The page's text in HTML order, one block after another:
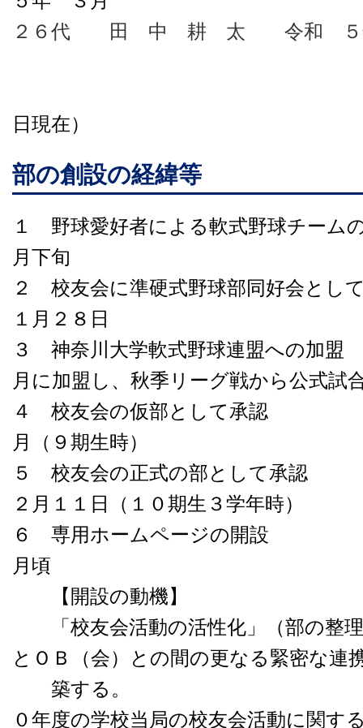
２６代 田 中 耕 太 令和 ５
日現在）
部の創設の経緯等
１ 野球愛好者による軟式野球チーム
月下旬
２ 校友会に準硬式野球部同好会とし
１月２８日
３ 神奈川大学軟式野球連盟への
月に加盟し、秋季リーグ戦から公式試
４ 校友会の仮部として承認
月（９期生時）
５ 校友会の正式の部として承
２月１１日（１０期生３学年時）
６ 専用ホームページの開設
月頃
【開設の動機】
「校友会活動の活性化」（部の整
とＯＢ（会）との間の更なる緊密な連
築する。
０年度の学校当局の校友会活動に関す